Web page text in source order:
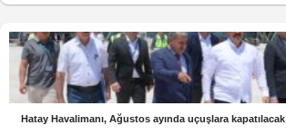
Hatay Havalimanı, Ağustos ayında uçuşlara kapatılacak